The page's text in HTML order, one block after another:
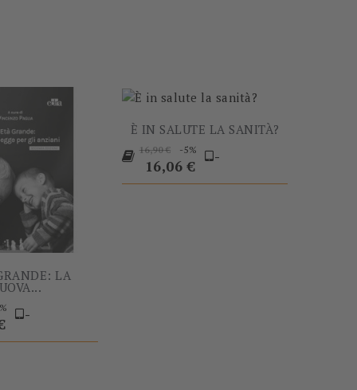
LA
Prezzo
-
È IN SALUTE LA SANITÀ?
Prezzo
base
16,90 € -5%
Prezzo
16,06 €
-